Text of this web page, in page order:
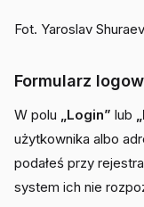
Fot. Yaroslav
Formularz
W polu „Login” lub
użytkownika albo
podałeś przy
system ich nie